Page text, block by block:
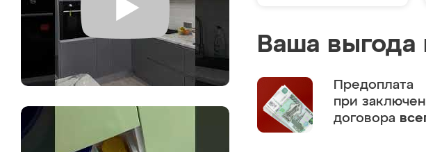
Ваша выгода
Предоплата
при
договора